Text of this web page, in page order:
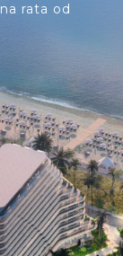
rata od